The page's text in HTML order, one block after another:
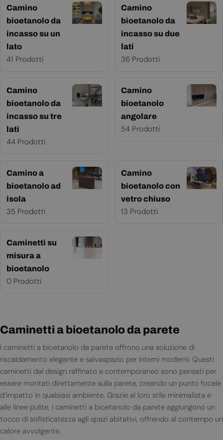
Camino
bioetanolo da
incasso su un
lato
41 Prodotti
Camino
bioetanolo da
incasso su due
lati
36 Prodotti
Camino
bioetanolo da
incasso su tre
lati
44 Prodotti
Camino
bioetanolo
angolare
54 Prodotti
Camino a
bioetanolo ad
isola
35 Prodotti
Camino
bioetanolo con
vetro chiuso
13 Prodotti
Caminetti su
misura a
bioetanolo
0 Prodotti
Caminetti a bioetanolo da parete
I caminetti a bioetanolo da parete offrono una soluzione di
riscaldamento elegante e salvaspazio per interni moderni. Questi
caminetti dal design raffinato e contemporaneo sono pensati per
essere montati direttamente sulla parete, creando un punto focale
d’impatto in qualsiasi ambiente. Grazie al loro stile minimalista e
alle linee pulite, i caminetti a bioetanolo da parete aggiungono un
tocco di sofisticatezza agli spazi abitativi, offrendo al contempo un
calore avvolgente.